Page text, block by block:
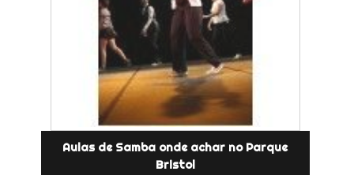
Aulas de Samba onde achar no Parque
Bristol